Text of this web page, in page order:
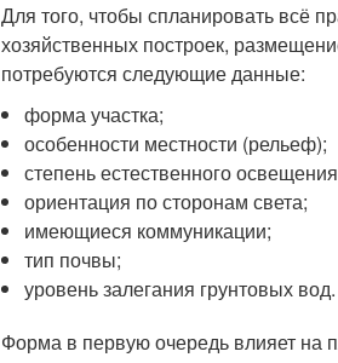
Для того, чтобы спланировать всё
хозяйственных построек,
потребуются следующие данные:
форма участка;
особенности местности (рельеф);
степень естественного
ориентация по сторонам света;
имеющиеся коммуникации;
тип почвы;
уровень залегания грунтовых вод.
Форма в первую очередь влияет на